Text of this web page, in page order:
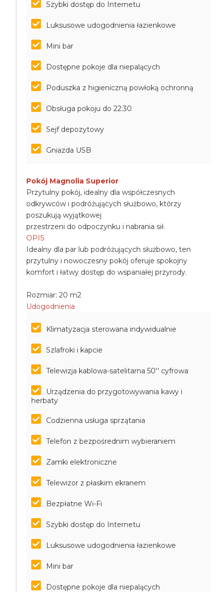
Szybki dostęp do Internetu
Luksusowe udogodnienia łazienkowe
Mini bar
Dostępne pokoje dla niepalących
Poduszka z higieniczną powłoką ochronną
Obsługa pokoju do 22:30
Sejf depozytowy
Gniazda USB
Pokój Magnolia Superior
Przytulny pokój, idealny dla współczesnych
odkrywców i podróżujących służbowo, którzy
poszukują wyjątkowej
przestrzeni do odpoczynku i nabrania sił.
OPIS
Idealny dla par lub podróżujących służbowo, ten
przytulny i nowoczesny pokój oferuje spokojny
komfort i łatwy dostęp do wspaniałej przyrody.
Rozmiar: 20 m2
Udogodnienia
Klimatyzacja sterowana indywidualnie
Szlafroki i kapcie
Telewizja kablowa-satelitarna 50'' cyfrowa
Urządzenia do przygotowywania kawy i
herbaty
Codzienna usługa sprzątania
Telefon z bezpośrednim wybieraniem
Zamki elektroniczne
Telewizor z płaskim ekranem
Bezpłatne Wi-Fi
Szybki dostęp do Internetu
Luksusowe udogodnienia łazienkowe
Mini bar
Dostępne pokoje dla niepalących